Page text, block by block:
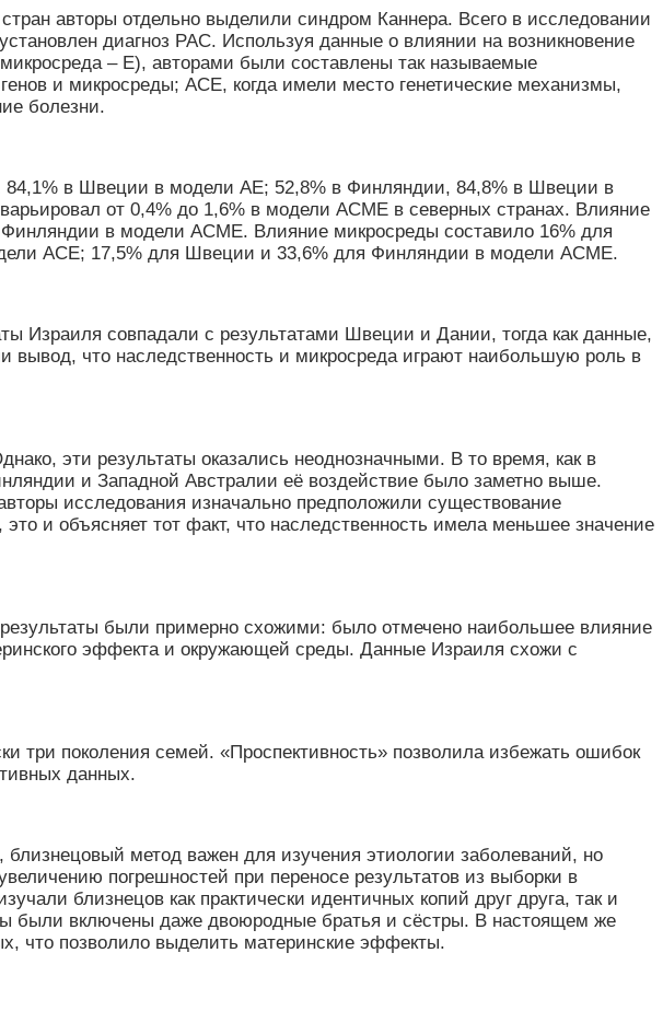
авторы отдельно выделили синдром Каннера. Всего в исследовании
диагноз РАС. Используя данные о влиянии на возникновение
– E), авторами были составлены так называемые
и микросреды; АСЕ, когда имели место генетические механизмы,
болезни.
84,1% в Швеции в модели АЕ; 52,8% в Финляндии, 84,8% в Швеции в
от 0,4% до 1,6% в модели АСМЕ в северных странах. Влияние
в модели АСМЕ. Влияние микросреды составило 16% для
АСЕ; 17,5% для Швеции и 33,6% для Финляндии в модели АСМЕ.
Израиля совпадали с результатами Швеции и Дании, тогда как данные,
что наследственность и микросреда играют наибольшую роль в
эти результаты оказались неоднозначными. В то время, как в
и Западной Австралии её воздействие было заметно выше.
исследования изначально предположили существование
и объясняет тот факт, что наследственность имела меньшее значение
были примерно схожими: было отмечено наибольшее влияние
эффекта и окружающей среды. Данные Израиля схожи с
три поколения семей. «Проспективность» позволила избежать ошибок
данных.
метод важен для изучения этиологии заболеваний, но
погрешностей при переносе результатов из выборки в
близнецов как практически идентичных копий друг друга, так и
были включены даже двоюродные братья и сёстры. В настоящем же
что позволило выделить материнские эффекты.